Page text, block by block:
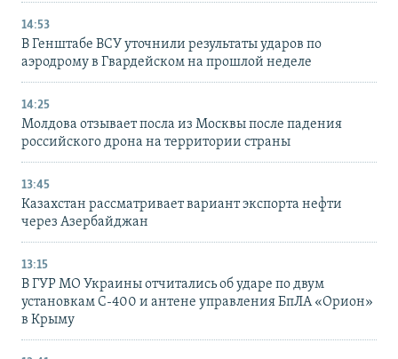
14:53
В Генштабе ВСУ уточнили результаты ударов по
аэродрому в Гвардейском на прошлой неделе
14:25
Молдова отзывает посла из Москвы после падения
российского дрона на территории страны
13:45
Казахстан рассматривает вариант экспорта нефти
через Азербайджан
13:15
В ГУР МО Украины отчитались об ударе по двум
установкам С-400 и антене управления БпЛА «Орион»
в Крыму